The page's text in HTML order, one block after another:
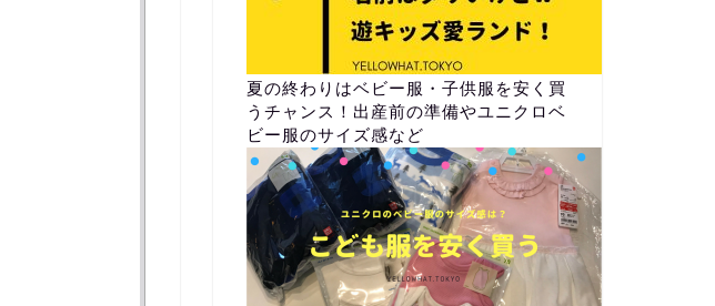
夏の終わりはベビー服・子供服を安く買
うチャンス！出産前の準備やユニクロベ
ビー服のサイズ感など